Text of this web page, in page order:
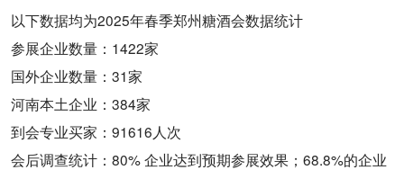
以下数据均为2025年春季郑州糖酒会数据统计
参展企业数量：1422家
国外企业数量：31家
河南本土企业：384家
到会专业买家：91616人次
会后调查统计：80% 企业达到预期参展效果；68.8%的企业